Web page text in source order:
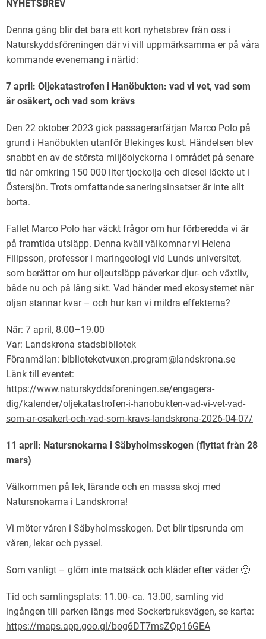
NYHETSBREV
Denna gång blir det bara ett kort nyhetsbrev från oss i
Naturskyddsföreningen där vi vill uppmärksamma er på våra
kommande evenemang i närtid:
7 april: Oljekatastrofen i Hanöbukten: vad vi vet, vad som
är osäkert, och vad som krävs
Den 22 oktober 2023 gick passagerarfärjan Marco Polo på
grund i Hanöbukten utanför Blekinges kust. Händelsen blev
snabbt en av de största miljöolyckorna i området på senare
tid när omkring 150 000 liter tjockolja och diesel läckte ut i
Östersjön. Trots omfattande saneringsinsatser är inte allt
borta.
Fallet Marco Polo har väckt frågor om hur förberedda vi är
på framtida utsläpp. Denna kväll välkomnar vi Helena
Filipsson, professor i maringeologi vid Lunds universitet,
som berättar om hur oljeutsläpp påverkar djur- och växtliv,
både nu och på lång sikt. Vad händer med ekosystemet när
oljan stannar kvar – och hur kan vi mildra effekterna?
När: 7 april, 8.00–19.00
Var: Landskrona stadsbibliotek
Föranmälan: biblioteketvuxen.program@landskrona.se
Länk till eventet:
https://www.naturskyddsforeningen.se/engagera-
dig/kalender/oljekatastrofen-i-hanobukten-vad-vi-vet-vad-
som-ar-osakert-och-vad-som-kravs-landskrona-2026-04-07/
11 april: Natursnokarna i Säbyholmsskogen (flyttat från 28
mars)
Välkommen på lek, lärande och en massa skoj med
Natursnokarna i Landskrona!
Vi möter våren i Säbyholmsskogen. Det blir tipsrunda om
våren, lekar och pyssel.
Som vanligt – glöm inte matsäck och kläder efter väder 🙂
Tid och samlingsplats: 11.00- ca. 13.00, samling vid
ingången till parken längs med Sockerbruksvägen, se karta:
https://maps.app.goo.gl/bog6DT7msZQp16GEA